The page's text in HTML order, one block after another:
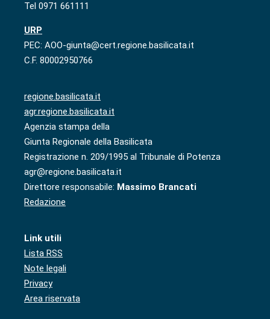
Tel 0971 661111
URP
PEC: AOO-giunta@cert.regione.basilicata.it
C.F. 80002950766
regione.basilicata.it
agr.regione.basilicata.it
Agenzia stampa della
Giunta Regionale della Basilicata
Registrazione n. 209/1995 al Tribunale di Potenza
agr@regione.basilicata.it
Direttore responsabile: Massimo Brancati
Redazione
Link utili
Lista RSS
Note legali
Privacy
Area riservata